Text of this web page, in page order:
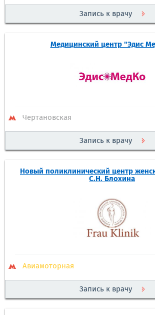
Запись к врачу
Медицинский центр "Эдис
Чертановская
Запись к врачу
Новый поликлинический центр
С.Н. Блохина
Авиамоторная
Запись к врачу